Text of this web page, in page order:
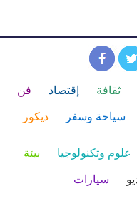
ثقافة إقتصاد فن
سياحة وسفر ديكور
علوم وتكنولوجيا بيئة
سيارات